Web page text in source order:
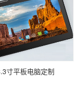
寸平板电脑定制